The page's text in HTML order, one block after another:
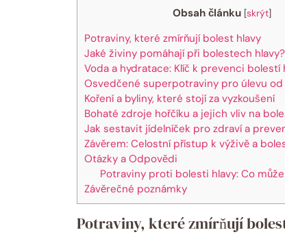
Obsah článku [skrýt]
Potraviny, které zmírňují bolest hlavy
Jaké živiny pomáhají při bolestech hlavy?
Voda a hydratace: Klíč k prevenci bolestí
Osvedčené superpotraviny pro úlevu
Koření a byliny, které stojí za vyzkoušení
Bohaté zdroje hořčíku a jejich vliv na
Jak sestavit jídelníček pro zdraví a
Závěrem: Celostní přístup k výživě a
Otázky a Odpovědi
Potraviny proti bolesti hlavy: Co
Závěrečné poznámky
Potraviny, které zmírňují